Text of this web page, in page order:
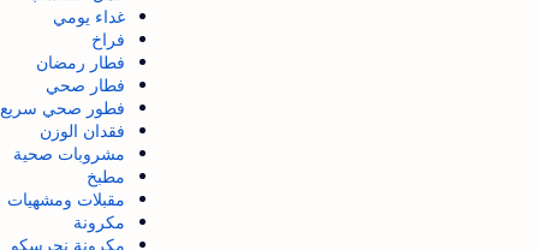
غداء يومي
فراخ
فطار رمضان
فطار صحي
فطور صحي سريع
فقدان الوزن
مشروبات صحية
مطبخ
مقبلات ومشهيات
مكرونة
مكرونة نجرسكو